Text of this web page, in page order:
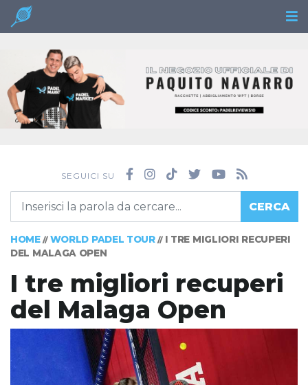
SEGUICI SU
CERCA
HOME// WORLD PADEL TOUR// I TRE MIGLIORI RECUPERI
DEL MALAGA OPEN
I tre migliori recuperi
del Malaga Open